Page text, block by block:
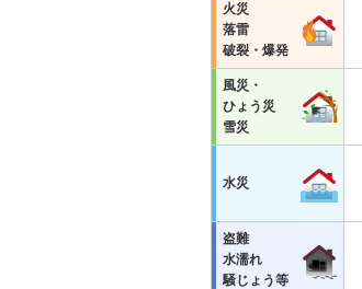
火災
落雷
破裂・爆発
風災・
ひょう災
雪災
水災
盗難
水濡れ
騒じょう等